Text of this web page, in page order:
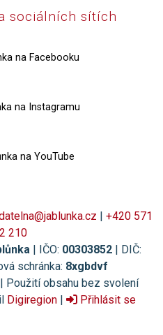
sociálních sítích
na Facebooku
na Instagramu
na YouTube
| +420 571
210
| IČO: 00303852 | DIČ:
schránka: 8xgbdvf
| Použití obsahu bez svolení
Digiregion| Přihlásit se